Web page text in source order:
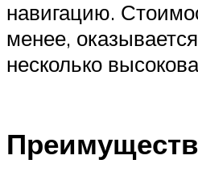
навигацию.
менее,
несколько